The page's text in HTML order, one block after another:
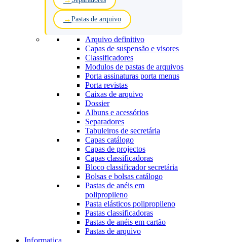
Pastas de arquivo
Arquivo definitivo
Capas de suspensão e visores
Classificadores
Modulos de pastas de arquivos
Porta assinaturas porta menus
Porta revistas
Caixas de arquivo
Dossier
Albuns e acessórios
Separadores
Tabuleiros de secretária
Capas catálogo
Capas de projectos
Capas classificadoras
Bloco classificador secretária
Bolsas e bolsas catálogo
Pastas de anéis em
polipropileno
Pasta elásticos polipropileno
Pastas classificadoras
Pastas de anéis em cartão
Pastas de arquivo